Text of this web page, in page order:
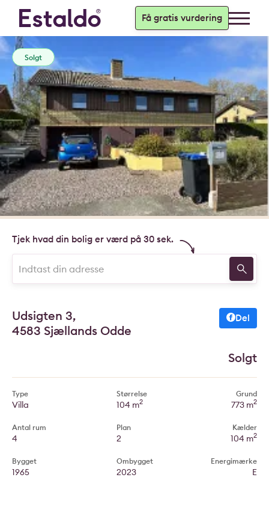
Få gratis vurdering
Solgt
Tjek hvad din bolig er værd på 30 sek.
Udsigten 3,
4583 Sjællands Odde
Del
Solgt
Type
Villa
Antal rum
4
Bygget
1965
Størrelse
104 m2
Plan
2
Ombygget
2023
Grund
773 m2
Kælder
104 m2
Energimærke
E